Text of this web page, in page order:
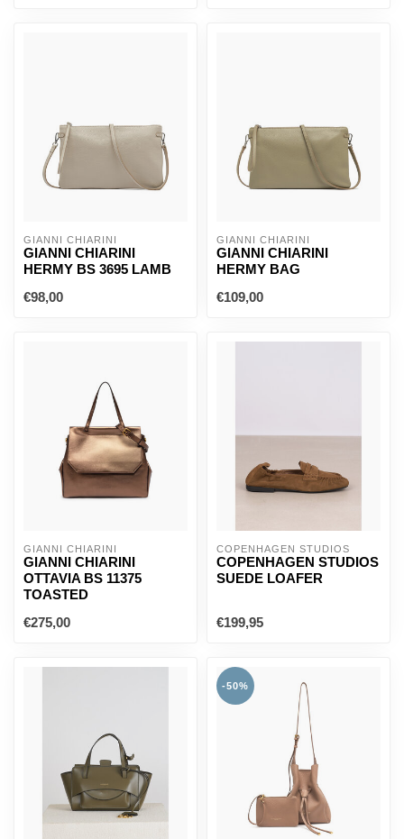
GIANNI CHIARINI
GIANNI CHIARINI
HERMY BS 3695 LAMB
€98,00
GIANNI CHIARINI
GIANNI CHIARINI
HERMY BAG
€109,00
GIANNI CHIARINI
GIANNI CHIARINI
OTTAVIA BS 11375
TOASTED
€275,00
COPENHAGEN STUDIOS
COPENHAGEN STUDIOS
SUEDE LOAFER
€199,95
-50%